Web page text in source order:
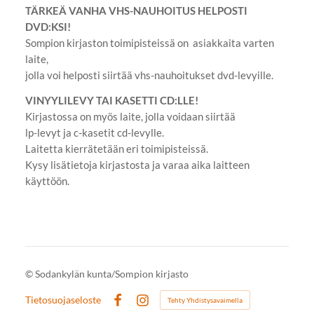
TÄRKEÄ VANHA VHS-NAUHOITUS HELPOSTI
DVD:KSI!
Sompion kirjaston toimipisteissä on asiakkaita varten
laite,
jolla voi helposti siirtää vhs-nauhoitukset dvd-levyille.
VINYYLILEVY TAI KASETTI CD:LLE!
Kirjastossa on myös laite, jolla voidaan siirtää
lp-levyt ja c-kasetit cd-levylle.
Laitetta kierrätetään eri toimipisteissä.
Kysy lisätietoja kirjastosta ja varaa aika laitteen
käyttöön.
©Sodankylän kunta/Sompion kirjasto
Tietosuojaseloste
Instagram
Tehty Yhdistysavaimella